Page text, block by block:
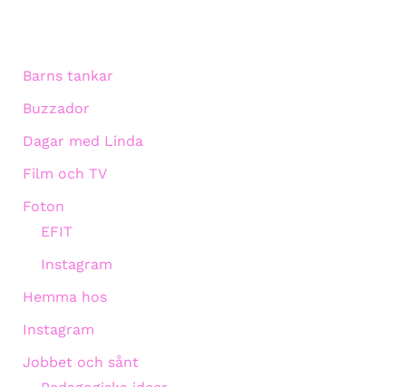
Barns tankar
Buzzador
Dagar med Linda
Film och TV
Foton
EFIT
Instagram
Hemma hos
Instagram
Jobbet och sånt